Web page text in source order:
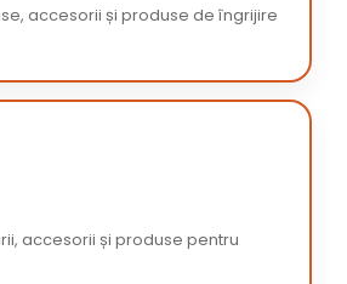
accesorii și produse de îngrijire
accesorii și produse pentru